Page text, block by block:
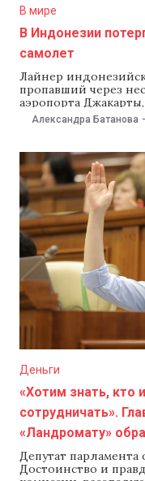
В мире
В Индонезии
самолет
Лайнер
пропавший через
аэропорта
этом сообщил
транспорта
крушение
Indonesia со
сообщало,
Александра Батанова -
Деньги
«Хотим знать, кто
сотрудничать».
«Ландромату»
Депутат
Достоинство и